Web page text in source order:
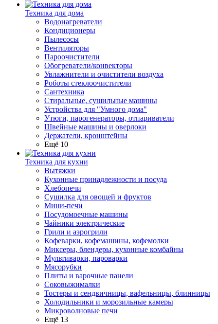
Техника для дома
Водонагреватели
Кондиционеры
Пылесосы
Вентиляторы
Пароочистители
Обогреватели/конвекторы
Увлажнители и очистители воздуха
Роботы стеклоочистители
Сантехника
Стиральные, сушильные машины
Устройства для "Умного дома"
Утюги, парогенераторы, отпариватели
Швейные машины и оверлоки
Держатели, кронштейны
Ещё 10
Техника для кухни
Вытяжки
Кухонные принадлежности и посуда
Хлебопечи
Сушилка для овощей и фруктов
Мини-печи
Посудомоечные машины
Чайники электрические
Грили и аэрогрили
Кофеварки, кофемашины, кофемолки
Миксеры, блендеры, кухонные комбайны
Мультиварки, пароварки
Мясорубки
Плиты и варочные панели
Соковыжималки
Тостеры и сендвичницы, вафельницы, блинницы
Холодильники и морозильные камеры
Микроволновые печи
Ещё 13